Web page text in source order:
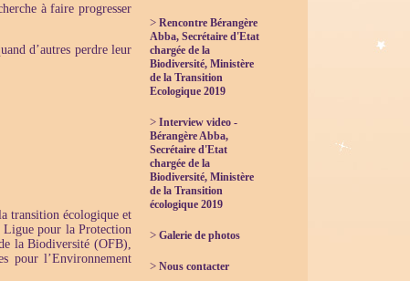
à faire progresser
d’autres perdre leur
transition écologique et
pour la Protection
la Biodiversité (OFB),
pour l’Environnement
> Rencontre Bérangère
Abba, Secrétaire d'Etat
chargée de la
Biodiversité, Ministère
de la Transition
Ecologique 2019
> Interview video -
Bérangère Abba,
Secrétaire d'Etat
chargée de la
Biodiversité, Ministère
de la Transition
écologique 2019
> Galerie de photos
> Nous contacter